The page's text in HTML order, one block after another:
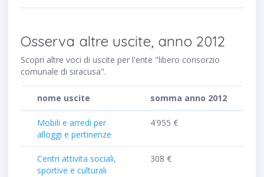
Osserva altre uscite, anno 2012
Scopri altre voci di uscite per l'ente "libero consorzio
comunale di siracusa".
nome uscite somma anno 2012
Mobili e arredi per
alloggi e pertinenze
4˙955 €
Centri attivita sociali,
sportive e culturali
308 €